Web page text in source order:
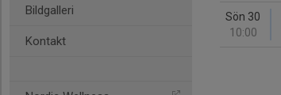
Bildgalleri
Kontakt
Sön 30
10:00